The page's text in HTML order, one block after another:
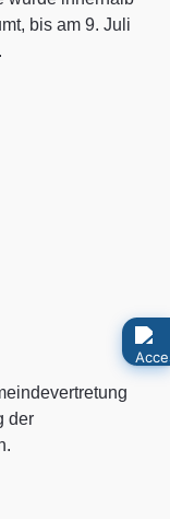
bis am 9. Juli
der